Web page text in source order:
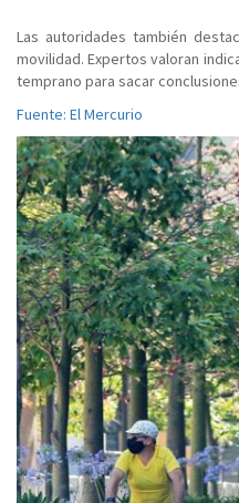
Las autoridades también
movilidad. Expertos valoran
temprano para sacar
Fuente: El Mercurio